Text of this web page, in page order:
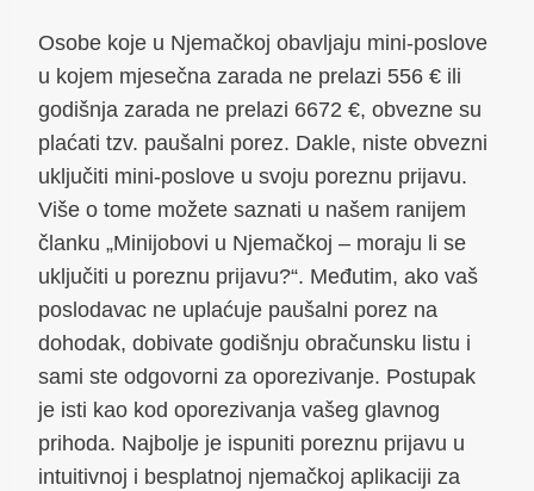
Osobe koje u Njemačkoj obavljaju mini-poslove
u kojem mjesečna zarada ne prelazi 556 € ili
godišnja zarada ne prelazi 6672 €, obvezne su
plaćati tzv. paušalni porez. Dakle, niste obvezni
uključiti mini-poslove u svoju poreznu prijavu.
Više o tome možete saznati u našem ranijem
članku „Minijobovi u Njemačkoj – moraju li se
uključiti u poreznu prijavu?“. Međutim, ako vaš
poslodavac ne uplaćuje paušalni porez na
dohodak, dobivate godišnju obračunsku listu i
sami ste odgovorni za oporezivanje. Postupak
je isti kao kod oporezivanja vašeg glavnog
prihoda. Najbolje je ispuniti poreznu prijavu u
intuitivnoj i besplatnoj njemačkoj aplikaciji za